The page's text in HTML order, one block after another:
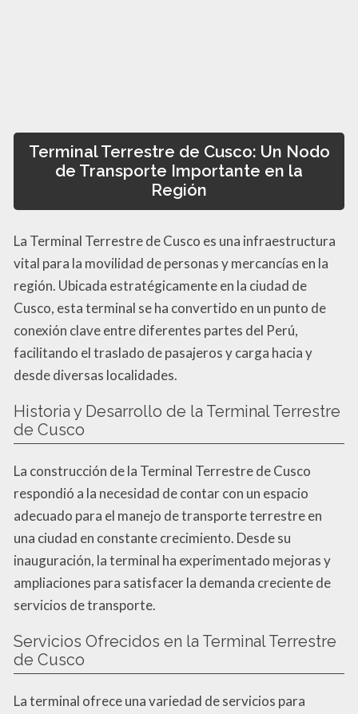
Terminal Terrestre de Cusco: Un Nodo
de Transporte Importante en la
Región
La Terminal Terrestre de Cusco es una infraestructura
vital para la movilidad de personas y mercancías en la
región. Ubicada estratégicamente en la ciudad de
Cusco, esta terminal se ha convertido en un punto de
conexión clave entre diferentes partes del Perú,
facilitando el traslado de pasajeros y carga hacia y
desde diversas localidades.
Historia y Desarrollo de la Terminal Terrestre
de Cusco
La construcción de la Terminal Terrestre de Cusco
respondió a la necesidad de contar con un espacio
adecuado para el manejo de transporte terrestre en
una ciudad en constante crecimiento. Desde su
inauguración, la terminal ha experimentado mejoras y
ampliaciones para satisfacer la demanda creciente de
servicios de transporte.
Servicios Ofrecidos en la Terminal Terrestre
de Cusco
La terminal ofrece una variedad de servicios para